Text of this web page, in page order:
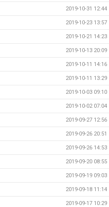
2019-10-31 12:44
2019-10-23 13:57
2019-10-21 14:23
2019-10-13 20:09
2019-10-11 14:16
2019-10-11 13:29
2019-10-03 09:10
2019-10-02 07:04
2019-09-27 12:56
2019-09-26 20:51
2019-09-26 14:53
2019-09-20 08:55
2019-09-19 09:03
2019-09-18 11:14
2019-09-17 10:29